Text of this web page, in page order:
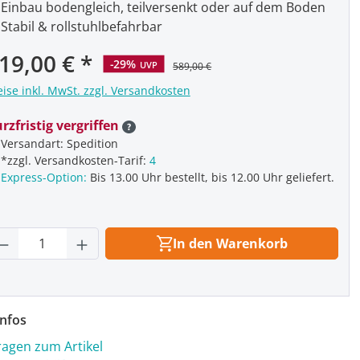
€ -29% UVP 589,00 €
inkl. MwSt. zzgl. Versandkosten
vergriffen
Versandart: Spedition
*zzgl. Versandkosten-Tarif:4
Express-Option: Bis 13.00 Uhr bestellt, bis 12.00 Uhr geliefert.
Einbau bodengleich, teilversenkt oder auf dem Boden
Stabil & rollstuhlbefahrbar
Anzahl: Gib den gewünschten
In den Warenkorb
zum Artikel